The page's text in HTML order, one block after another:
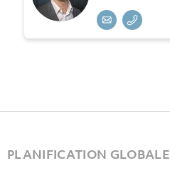
PLANIFICATION GLOBALE